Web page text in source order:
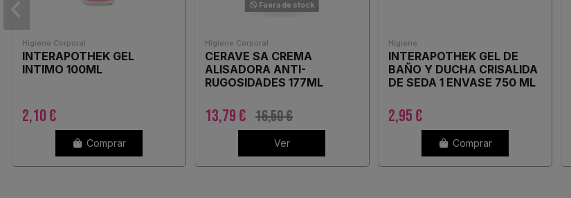
Higiene Corporal
INTERAPOTHEK GEL
INTIMO 100ML
2,10 €
Comprar
Fuera de stock
Higiene Corporal
CERAVE SA CREMA
ALISADORA ANTI-
RUGOSIDADES 177ML
13,79 € 16,50 €
Ver
Higiene
INTERAPOTHEK GEL DE
BAÑO Y DUCHA CRISALIDA
DE SEDA 1 ENVASE 750 ML
2,95 €
Comprar